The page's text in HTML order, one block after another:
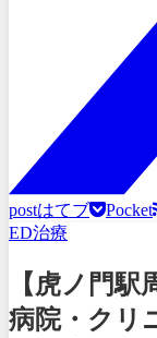
postはてブ Pocket
ED治療
【虎ノ門
病院・クリ